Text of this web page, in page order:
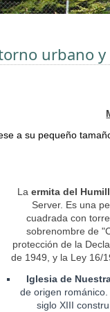
urbano
a su pequeño
La ermita del
Server. Es una
cuadrada con
sobrenombre de
protección de la
de 1949, y la Ley 16/
Iglesia de
deorigen
siglo XIII